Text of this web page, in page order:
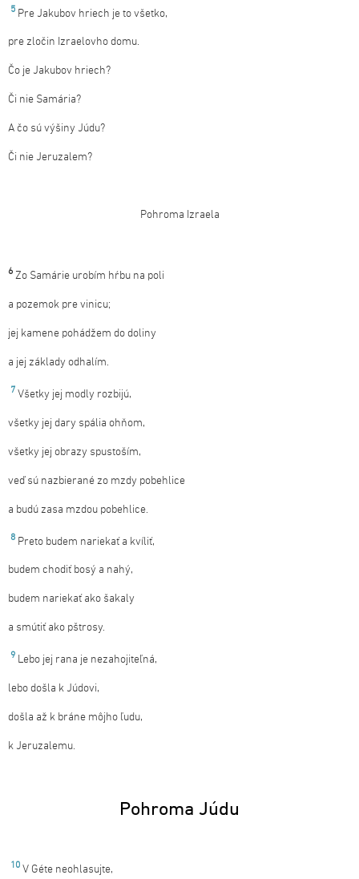
5 Pre Jakubov hriech je to všetko,
pre zločin Izraelovho domu.
Čo je Jakubov hriech?
Či nie Samária?
A čo sú výšiny Júdu?
Či nie Jeruzalem?
Pohroma Izraela
6 Zo Samárie urobím hŕbu na poli
a pozemok pre vinicu;
jej kamene pohádžem do doliny
a jej základy odhalím.
7 Všetky jej modly rozbijú,
všetky jej dary spália ohňom,
všetky jej obrazy spustoším,
veď sú nazbierané zo mzdy pobehlice
a budú zasa mzdou pobehlice.
8 Preto budem nariekať a kvíliť,
budem chodiť bosý a nahý,
budem nariekať ako šakaly
a smútiť ako pštrosy.
9 Lebo jej rana je nezahojiteľná,
lebo došla k Júdovi,
došla až k bráne môjho ľudu,
k Jeruzalemu.
Pohroma Júdu
10 V Géte neohlasujte,